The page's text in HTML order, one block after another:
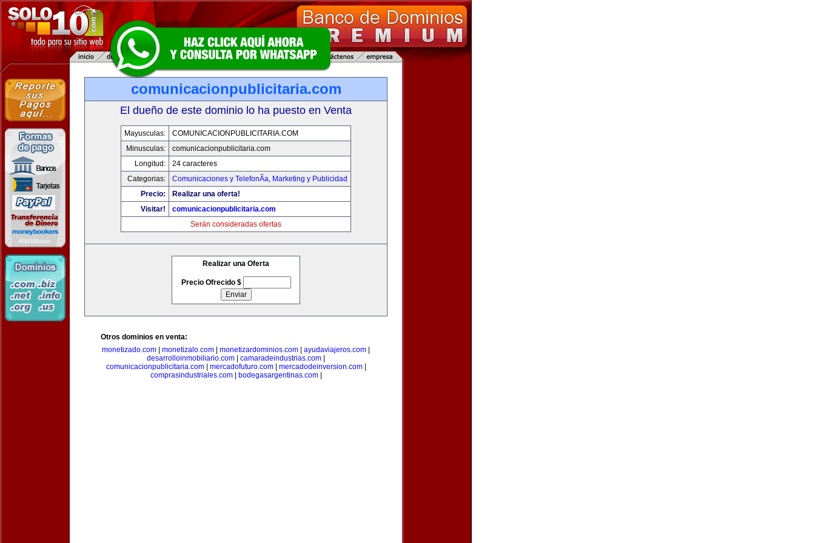
comunicacionpublicitaria.com
El dueño de este dominio lo ha puesto en Venta
Mayusculas:
COMUNICACIONPUBLICITARIA.COM
Minusculas:
comunicacionpublicitaria.com
Longitud:
24 caracteres
Categorias:
Comunicaciones y TelefonÃ­a, Marketing y Publicidad
Precio:
Realizar una oferta!
Visitar!
comunicacionpublicitaria.com
Serán consideradas ofertas
Realizar una Oferta
Precio Ofrecido $
Otros dominios en venta:
monetizado.com
monetizalo.com monetizardominios.com ayudaviajeros.com
desarrolloinmobiliario.com
camaradeindustrias.com
comunicacionpublicitaria.com| mercadofuturo.com| mercadodeinversion.com|
comprasindustriales.com| bodegasargentinas.com|